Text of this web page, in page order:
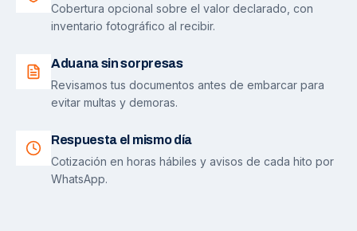
Cobertura opcional sobre el valor declarado, con
inventario fotográfico al recibir.
Aduana sin sorpresas
Revisamos tus documentos antes de embarcar para
evitar multas y demoras.
Respuesta el mismo día
Cotización en horas hábiles y avisos de cada hito por
WhatsApp.